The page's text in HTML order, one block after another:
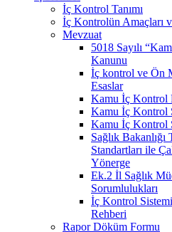
İç Kontrol Tanımı
İç Kontrolün Amaçları
Mevzuat
5018 Sayılı
Kanunu
İç kontrol ve Ön
Esaslar
Kamu İç Kontrol
Kamu İç Kontrol
Kamu İç Kontrol
Sağlık
Standartları ile
Yönerge
Ek.2 İl Sağlık
Sorumlulukları
İç Kontrol
Rehberi
Rapor Döküm Formu